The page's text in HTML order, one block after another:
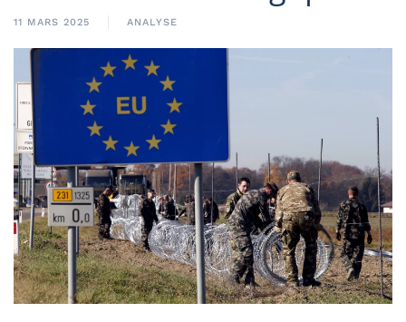
11 MARS 2025 ANALYSE